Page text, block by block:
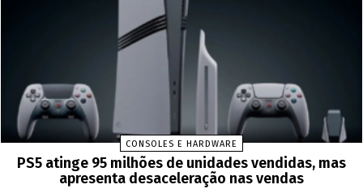
CONSOLES E HARDWARE
PS5 atinge 95 milhões de unidades vendidas, mas
apresenta desaceleração nas vendas